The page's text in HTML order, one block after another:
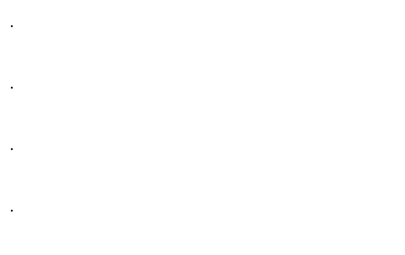
.
.
.
.